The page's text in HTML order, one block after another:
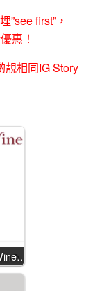
”see first”，
惠！
靚相同IG Story